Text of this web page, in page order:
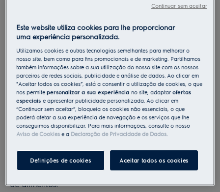
Receitas Vapor
Além de deliciosos, os pratos a vapor são também
saudáveis. O vapor preserva até 50% mais vitaminas
e nutrientes do que qualquer outro modo de confeção
de alimentos.
Este website utiliza cookies para lhe proporcionar
uma experiência personalizada.
Utilizamos cookies e outras tecnologias semelhantes para melhorar o
nosso site, bem como para fins promocionais e de marketing. Partilhamos
também informações sobre a sua utilização do nosso site com os nossos
parceiros de redes sociais, publicidade e análise de dados. Ao clicar em
"Aceitar todos os cookies”, está a consentir a utilização de cookies, o que
nos permitepersonalizar a sua experiênciano site, adaptarofertas
especiaise apresentar publicidade personalizada. Ao clicar em
“Continuar sem aceitar”, bloqueia os cookies não essenciais, o que
poderá afetar a sua experiência de navegação e os serviços que lhe
conseguimos disponibilizar. Para mais informações, consulte o nosso
Aviso de Cookies e a Declaração de Privacidade de Dados
Definições de cookies Aceitar todos os cookies
Continuar sem aceitar